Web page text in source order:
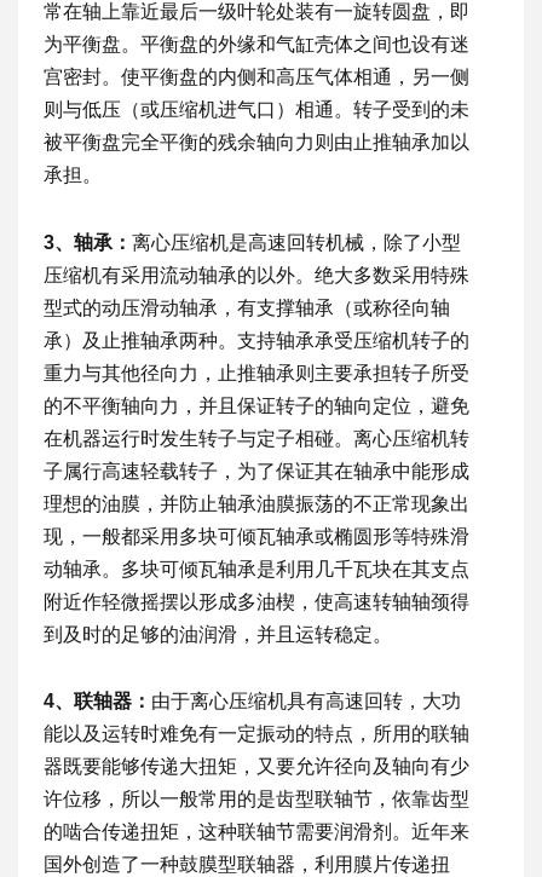
常在轴上靠近最后一级叶轮处装有一旋转圆盘，即
为平衡盘。平衡盘的外缘和气缸壳体之间也设有迷
宫密封。使平衡盘的内侧和高压气体相通，另一侧
则与低压（或压缩机进气口）相通。转子受到的未
被平衡盘完全平衡的残余轴向力则由止推轴承加以
承担。
3、轴承： 离心压缩机是高速回转机械，除了小型
压缩机有采用流动轴承的以外。绝大多数采用特殊
型式的动压滑动轴承，有支撑轴承（或称径向轴
承）及止推轴承两种。支持轴承承受压缩机转子的
重力与其他径向力，止推轴承则主要承担转子所受
的不平衡轴向力，并且保证转子的轴向定位，避免
在机器运行时发生转子与定子相碰。离心压缩机转
子属行高速轻载转子，为了保证其在轴承中能形成
理想的油膜，并防止轴承油膜振荡的不正常现象出
现，一般都采用多块可倾瓦轴承或椭圆形等特殊滑
动轴承。多块可倾瓦轴承是利用几千瓦块在其支点
附近作轻微摇摆以形成多油楔，使高速转轴轴颈得
到及时的足够的油润滑，并且运转稳定。
4、联轴器： 由于离心压缩机具有高速回转，大功
能以及运转时难免有一定振动的特点，所用的联轴
器既要能够传递大扭矩，又要允许径向及轴向有少
许位移，所以一般常用的是齿型联轴节，依靠齿型
的啮合传递扭矩，这种联轴节需要润滑剂。近年来
国外创造了一种鼓膜型联轴器，利用膜片传递扭